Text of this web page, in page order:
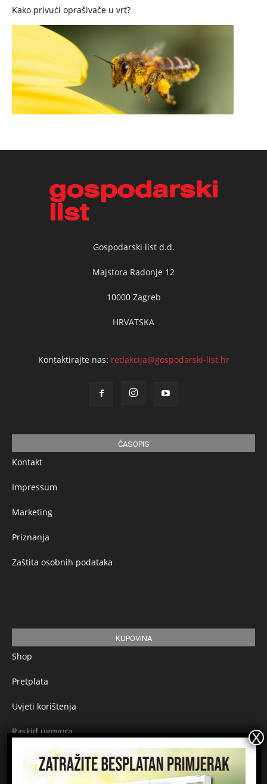
Kako privući oprašivače u vrt?
Gospodarski list d.d.
Majstora Radonje 12
10000 Zagreb
HRVATSKA
Kontaktirajte nas: redakcija@gospodarski-list.hr
ČASOPIS
Kontakt
Impressum
Marketing
Priznanja
Zaštita osobnih podataka
KUPOVINA
Shop
Pretplata
Uvjeti korištenja
Raskid ugovora
Načini plaćanja
Sigurnost plaćanja